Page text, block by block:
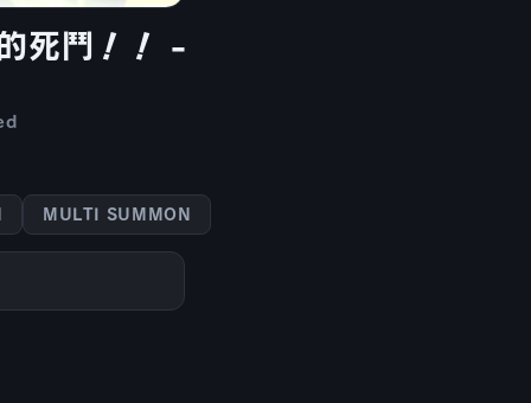
死鬥！！ -
MULTI SUMMON